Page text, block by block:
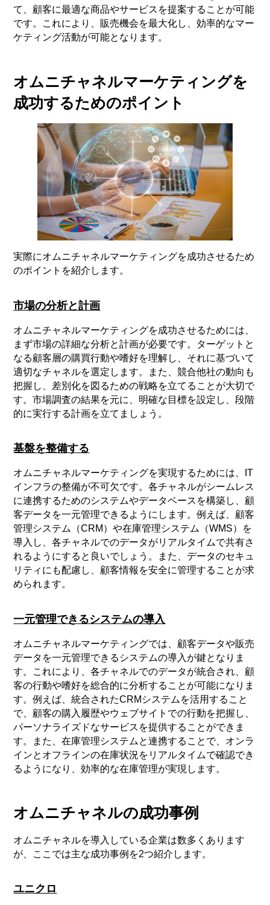
て、顧客に最適な商品やサービスを提案することが可能
です。これにより、販売機会を最大化し、効率的なマー
ケティング活動が可能となります。
オムニチャネルマーケティングを
成功するためのポイント
実際にオムニチャネルマーケティングを成功させるため
のポイントを紹介します。
市場の分析と計画
オムニチャネルマーケティングを成功させるためには、
まず市場の詳細な分析と計画が必要です。ターゲットと
なる顧客層の購買行動や嗜好を理解し、それに基づいて
適切なチャネルを選定します。また、競合他社の動向も
把握し、差別化を図るための戦略を立てることが大切で
す。市場調査の結果を元に、明確な目標を設定し、段階
的に実行する計画を立てましょう。
基盤を整備する
オムニチャネルマーケティングを実現するためには、IT
インフラの整備が不可欠です。各チャネルがシームレス
に連携するためのシステムやデータベースを構築し、顧
客データを一元管理できるようにします。例えば、顧客
管理システム（CRM）や在庫管理システム（WMS）を
導入し、各チャネルでのデータがリアルタイムで共有さ
れるようにすると良いでしょう。また、データのセキュ
リティにも配慮し、顧客情報を安全に管理することが求
められます。
一元管理できるシステムの導入
オムニチャネルマーケティングでは、顧客データや販売
データを一元管理できるシステムの導入が鍵となりま
す。これにより、各チャネルでのデータが統合され、顧
客の行動や嗜好を総合的に分析することが可能になりま
す。例えば、統合されたCRMシステムを活用すること
で、顧客の購入履歴やウェブサイトでの行動を把握し、
パーソナライズドなサービスを提供することができま
す。また、在庫管理システムと連携することで、オンラ
インとオフラインの在庫状況をリアルタイムで確認でき
るようになり、効率的な在庫管理が実現します。
オムニチャネルの成功事例
オムニチャネルを導入している企業は数多くあります
が、ここでは主な成功事例を2つ紹介します。
ユニクロ